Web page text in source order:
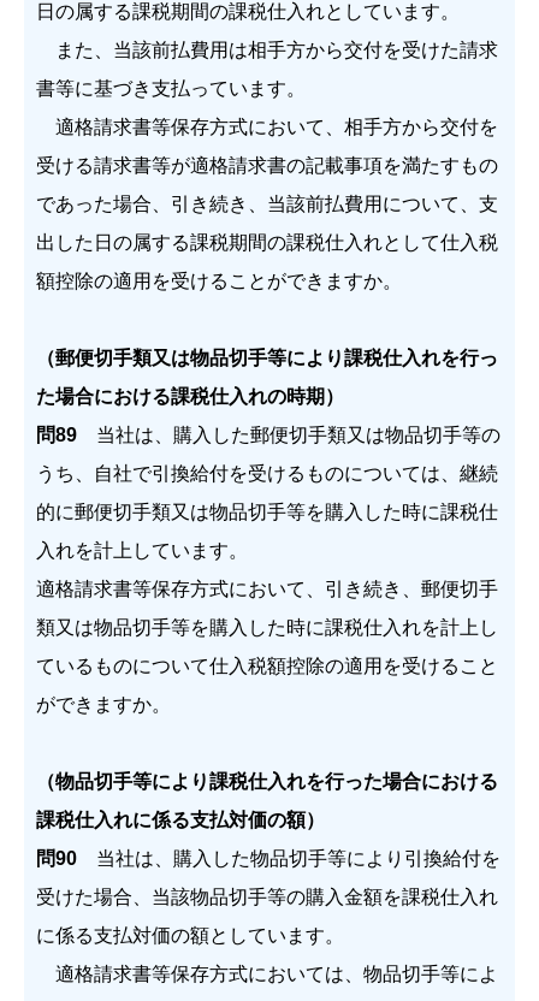
日の属する課税期間の課税仕入れとしています。
また、当該前払費用は相手方から交付を受けた請求
書等に基づき支払っています。
適格請求書等保存方式において、相手方から交付を
受ける請求書等が適格請求書の記載事項を満たすもの
であった場合、引き続き、当該前払費用について、支
出した日の属する課税期間の課税仕入れとして仕入税
額控除の適用を受けることができますか。
（郵便切手類又は物品切手等により課税仕入れを行っ
た場合における課税仕入れの時期）
問89 当社は、購入した郵便切手類又は物品切手等の
うち、自社で引換給付を受けるものについては、継続
的に郵便切手類又は物品切手等を購入した時に課税仕
入れを計上しています。
適格請求書等保存方式において、引き続き、郵便切手
類又は物品切手等を購入した時に課税仕入れを計上し
ているものについて仕入税額控除の適用を受けること
ができますか。
（物品切手等により課税仕入れを行った場合における
課税仕入れに係る支払対価の額）
問90 当社は、購入した物品切手等により引換給付を
受けた場合、当該物品切手等の購入金額を課税仕入れ
に係る支払対価の額としています。
適格請求書等保存方式においては、物品切手等によ